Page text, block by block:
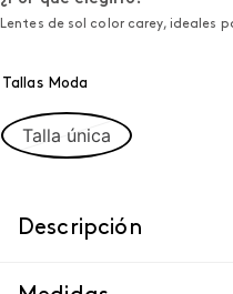
Lentes de sol color carey, ideales
Tallas Moda
Talla única
Descripción